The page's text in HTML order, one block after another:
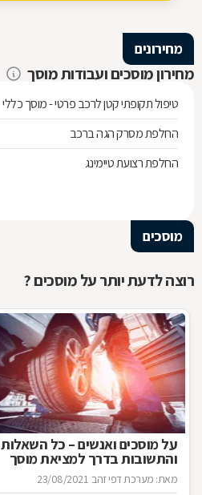
מחירונים
מחירון מוסכים ועבודות מוסך
טיפול תקופתי קטן לרכב פרטי - מוסך כללי
החלפת מסרק הגה ברכב
החלפת רצועת טיימינג
מוסכים
רוצה לדעת יותר על מוסכים ?
על מוסכים ואנשים – כל השאלות
והתשובות בדרך למציאת מוסך
מאת: מערכת דפי זהב 23/08/2021